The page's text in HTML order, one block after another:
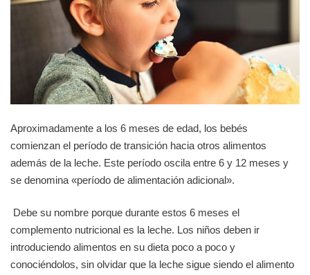
Aproximadamente a los 6 meses de edad, los bebés
comienzan el período de transición hacia otros alimentos
además de la leche. Este período oscila entre 6 y 12 meses y
se denomina «período de alimentación adicional».
Debe su nombre porque durante estos 6 meses el
complemento nutricional es la leche. Los niños deben ir
introduciendo alimentos en su dieta poco a poco y
conociéndolos, sin olvidar que la leche sigue siendo el alimento